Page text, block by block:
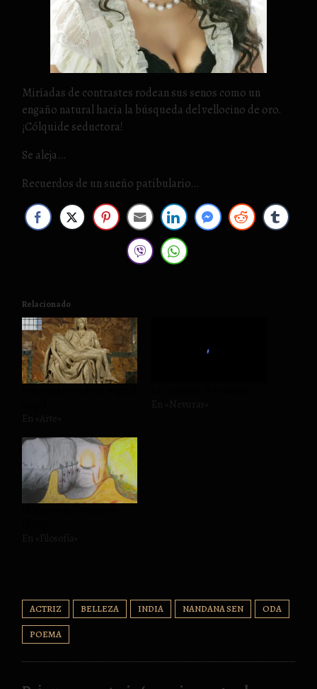
Miríadas de contrastes rodean sus senos como un
engaño natural hacia la búsqueda del vellocino de oro.
¡Cólquide seductora!
Se aleja…
Recuerdos de un sueño patibulario…
Relacionado
ACTRIZ BELLEZA INDIA NANDANA SEN ODA
POEMA